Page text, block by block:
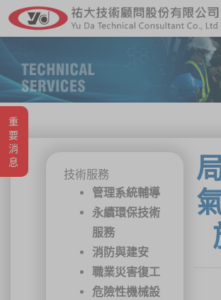
重要消息
技術服務
管理系統輔導
永續環保技術
服務
消防與建安
職業災害復工
危險性機械設